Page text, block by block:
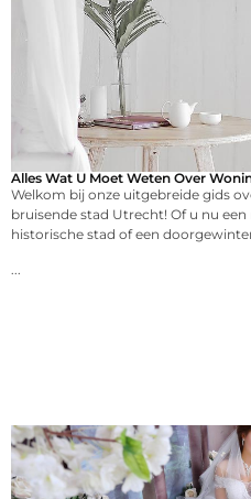
Alles Wat U Moet Weten Over
Welkom bij onze uitgebreide gids
bruisende stad Utrecht! Of u nu
historische stad of een